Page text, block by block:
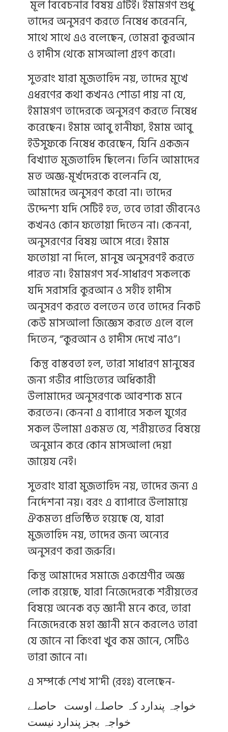
মূল বিবেচনার বিষয় এটিই। ইমামগণ শুধু
তাদের অনুসরণ করতে নিষেধ করেননি,
সাথে সাথে এও বলেছেন, তোমরা কুরআন
ও হাদীস থেকে মাসআলা গ্রহণ করো।
সুতরাং যারা মুজতাহিদ নয়, তাদের মুখে
এধরণের কথা কখনও শোভা পায় না যে,
ইমামগণ তাদেরকে অনুসরণ করতে নিষেধ
করেছেন। ইমাম আবু হানীফা, ইমাম আবু
ইউসুফকে নিষেধ করেছেন, যিনি একজন
বিখ্যাত মুজতাহিদ ছিলেন। তিনি আমাদের
মত অজ্ঞ-মূর্খদেরকে বলেননি যে,
আমাদের অনুসরণ করো না। তাদের
উদ্দেশ্য যদি সেটিই হত, তবে তারা জীবনেও
কখনও কোন ফতোয়া দিতেন না। কেননা,
অনুসরণের বিষয় আসে পরে। ইমাম
ফতোয়া না দিলে, মানুষ অনুসরণই করতে
পারত না। ইমামগণ সর্ব-সাধারণ সকলকে
যদি সরাসরি কুরআন ও সহীহ হাদীস
অনুসরণ করতে বলতেন তবে তাদের নিকট
কেউ মাসআলা জিজ্ঞেস করতে এলে বলে
দিতেন, “কুরআন ও হাদীস দেখে নাও”।
কিন্তু বাস্তবতা হল, তারা সাধারণ মানুষের
জন্য গভীর পাণ্ডিত্যের অধিকারী
উলামাদের অনুসরণকে আবশ্যক মনে
করতেন। কেননা এ ব্যাপারে সকল যুগের
সকল উলামা একমত যে, শরীয়তের বিষয়ে
অনুমান করে কোন মাসআলা দেয়া
জায়েয নেই।
সুতরাং যারা মুজতাহিদ নয়, তাদের জন্য এ
নির্দেশনা নয়। বরং এ ব্যাপারে উলামায়ে
ঐকমত্য প্রতিষ্ঠিত হয়েছে যে, যারা
মুজতাহিদ নয়, তাদের জন্য অন্যের
অনুসরণ করা জরুরি।
কিন্তু আমাদের সমাজে একশ্রেণীর অজ্ঞ
লোক রয়েছে, যারা নিজেদেরকে শরীয়তের
বিষয়ে অনেক বড় জ্ঞানী মনে করে, তারা
নিজেদেরকে মহা জ্ঞানী মনে করলেও তারা
যে জানে না কিংবা খুব কম জানে, সেটিও
তারা জানে না।
এ সম্পর্কে শেখ সা’দী (রহঃ) বলেছেন-
خواجہ پندارد کہ حاصلے اوست حاصلے
خواجہ بجز پندارد نیست